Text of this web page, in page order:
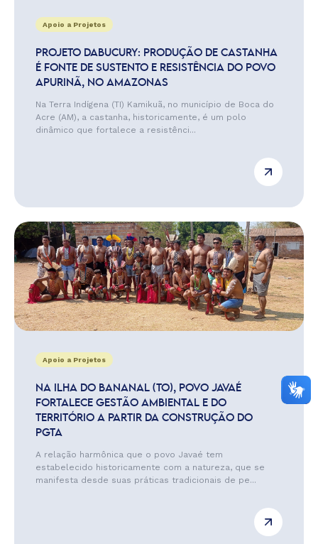
Apoio a Projetos
PROJETO DABUCURY: PRODUÇÃO DE CASTANHA
É FONTE DE SUSTENTO E RESISTÊNCIA DO POVO
APURINÃ, NO AMAZONAS
Na Terra Indígena (TI) Kamikuã, no município de Boca do
Acre (AM), a castanha, historicamente, é um polo
dinâmico que fortalece a resistênci...
Apoio a Projetos
NA ILHA DO BANANAL (TO), POVO JAVAÉ
FORTALECE GESTÃO AMBIENTAL E DO
TERRITÓRIO A PARTIR DA CONSTRUÇÃO DO
PGTA
A relação harmônica que o povo Javaé tem
estabelecido historicamente com a natureza, que se
manifesta desde suas práticas tradicionais de pe...